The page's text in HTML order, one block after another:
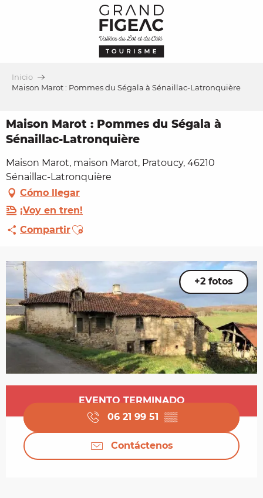
Inicio
Maison Marot : Pommes du Ségala à Sénaillac-Latronquière
Maison Marot : Pommes du Ségala à
Sénaillac-Latronquière
Maison Marot, maison Marot, Pratoucy, 46210
Sénaillac-Latronquière
Cómo llegar
¡Voy en tren!
CompartirAjouter aux favoris
+2 fotos
Horarios y datos de contacto
EVENTO TERMINADO
06 21 99 51 ▒▒
Contáctenos